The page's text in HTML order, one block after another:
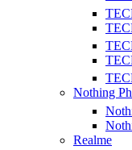
Nothing
Realme